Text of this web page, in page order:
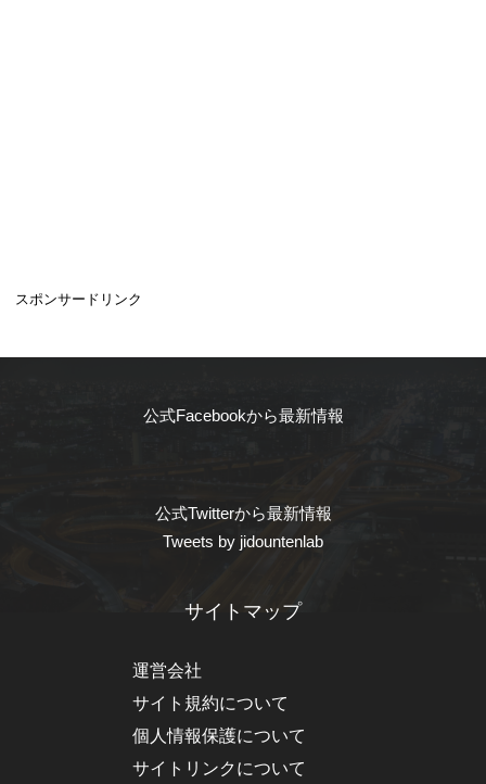
スポンサードリンク
公式Facebookから最新情報
公式Twitterから最新情報
Tweets by jidountenlab
サイトマップ
運営会社
サイト規約について
個人情報保護について
サイトリンクについて